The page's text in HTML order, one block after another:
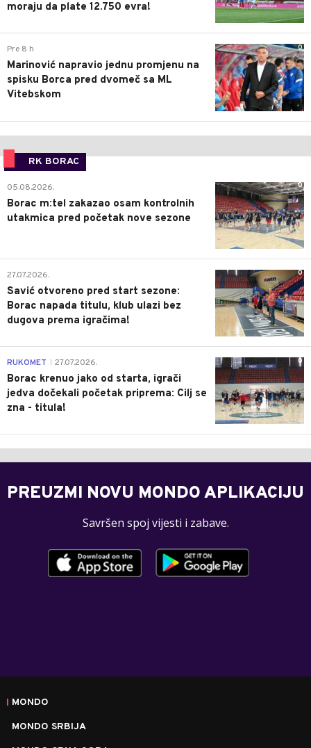
moraju da plate 12.750 evra!
0
Pre 8 h
Marinović napravio jednu promjenu na
spisku Borca pred dvomeč sa ML
Vitebskom
RK BORAC
0
05.08.2026.
Borac m:tel zakazao osam kontrolnih
utakmica pred početak nove sezone
0
27.07.2026.
Savić otvoreno pred start sezone:
Borac napada titulu, klub ulazi bez
dugova prema igračima!
0
RUKOMET 27.07.2026.
Borac krenuo jako od starta, igrači
jedva dočekali početak priprema: Cilj se
zna - titula!
PREUZMI NOVU MONDO APLIKACIJU
Savršen spoj vijesti i zabave.
MONDO
MONDO SRBIJA